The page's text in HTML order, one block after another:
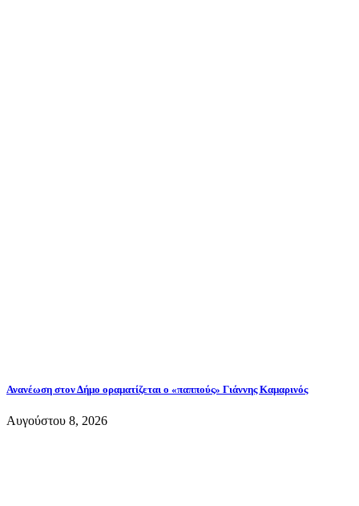
Ανανέωση στον Δήμο οραματίζεται ο «παππούς» Γιάννης Καμαρινός
Αυγούστου 8, 2026